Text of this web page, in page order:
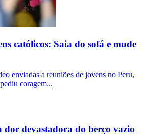
católicos: Saia do sofá e mude
enviadas a reuniões de jovens no Peru,
coragem...
dor devastadora do berço vazio